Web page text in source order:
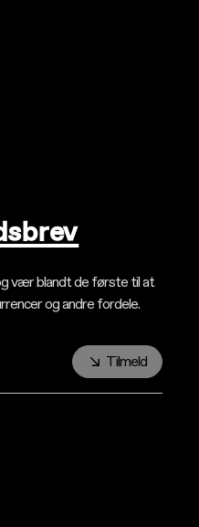
vær blandt de første til at
og andre fordele.
Tilmeld